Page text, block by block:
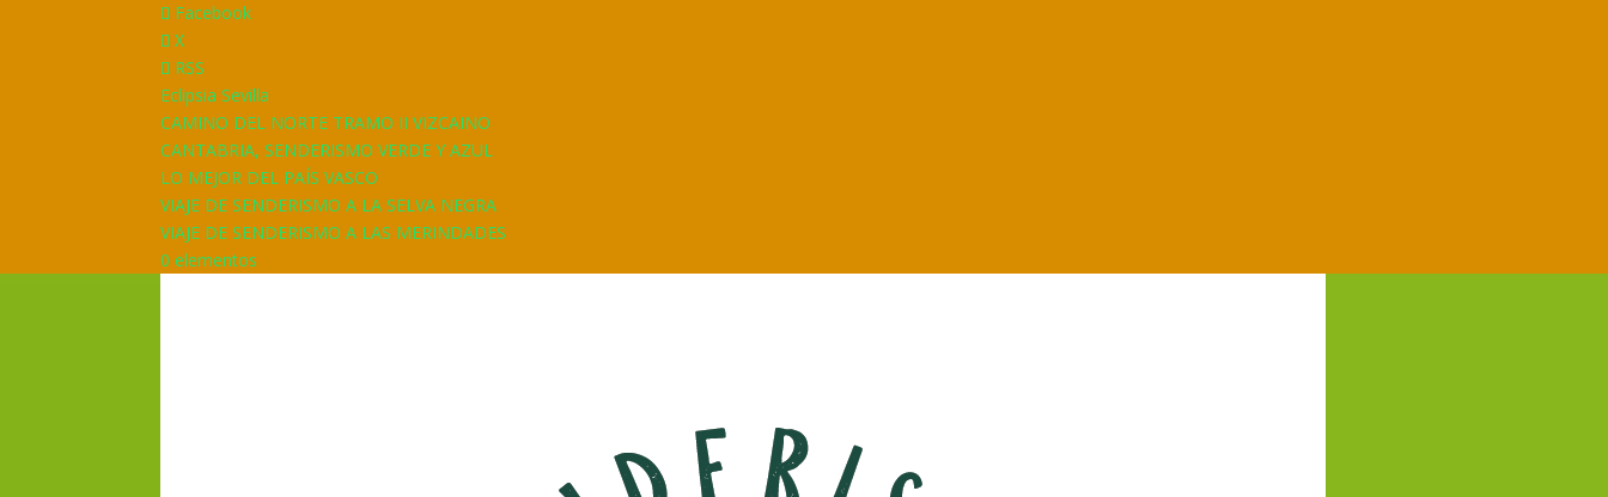
Facebook
X
RSS
Eclipsia Sevilla
CAMINO DEL NORTE TRAMO II VIZCAINO
CANTABRIA, SENDERISMO VERDE Y AZUL
LO MEJOR DEL PAÍS VASCO
VIAJE DE SENDERISMO A LA SELVA NEGRA
VIAJE DE SENDERISMO A LAS MERINDADES
0 elementos